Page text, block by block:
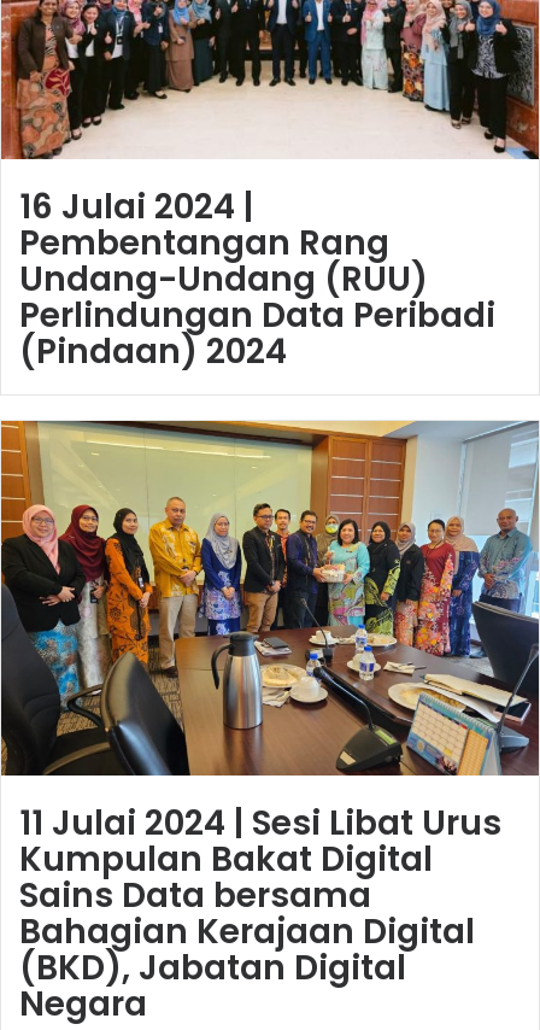
16 Julai 2024 |
Pembentangan Rang
Undang-Undang (RUU)
Perlindungan Data Peribadi
(Pindaan) 2024
11 Julai 2024 | Sesi Libat Urus
Kumpulan Bakat Digital
Sains Data bersama
Bahagian Kerajaan Digital
(BKD), Jabatan Digital
Negara